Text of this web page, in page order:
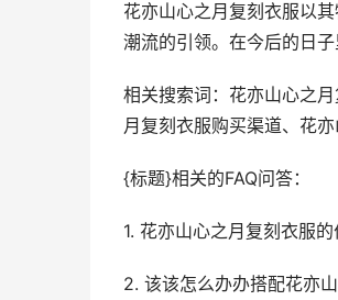
花亦山心之月复刻衣服以
潮流的引领。在今后的日
相关搜索词：花亦山心之
月复刻衣服购买渠道、花
{标题}相关的FAQ问答：
1. 花亦山心之月复刻衣服的
2. 该该怎么办办搭配花亦